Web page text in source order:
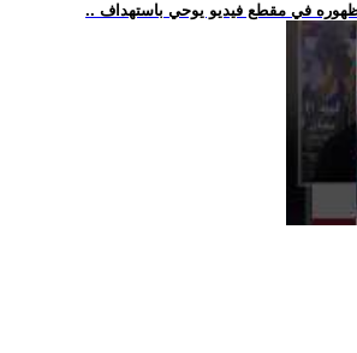
ظهوره في مقطع فيديو يوحي باستهداف